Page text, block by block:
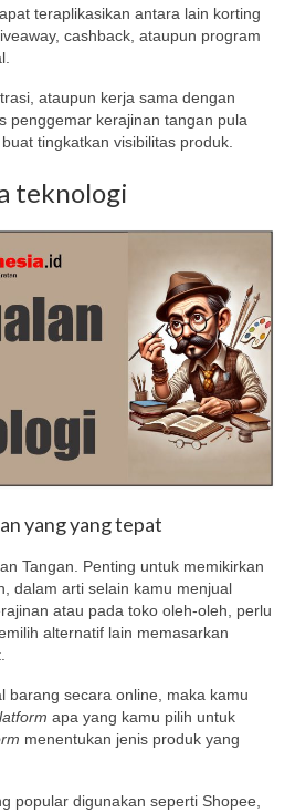
teraplikasikan antara lain korting
cashback, ataupun program
ataupun kerja sama dengan
penggemar kerajinan tangan pula
tingkatkan visibilitas produk.
teknologi
yang yang tepat
Tangan. Penting untuk memikirkan
dalam arti selain kamu menjual
atau pada toko oleh-oleh, perlu
alternatif lain memasarkan
barang secara online, maka kamu
apa yang kamu pilih untuk
menentukan jenis produk yang
popular digunakan seperti Shopee,